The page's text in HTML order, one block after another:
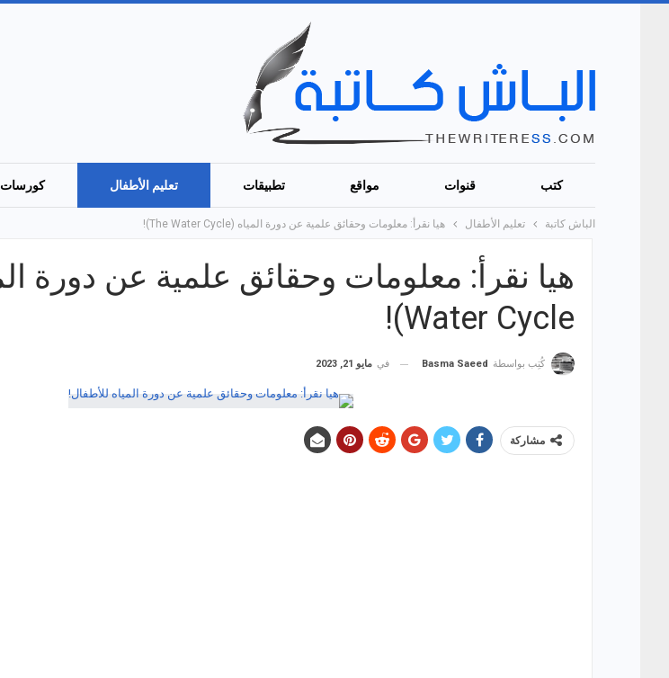
كتب قنوات مواقع تطبيقات تعليم الأطفال كورسات
الباش كاتبة تعليم الأطفال هيا نقرأ: معلومات وحقائق علمية عن دورة المياه (The Water Cycle)!
Water Cycle)!
كُتِب بواسطة Basma Saeed في مايو 21, 2023
مشاركة